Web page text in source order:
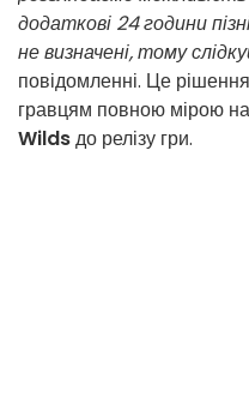
додаткові 24 години
не визначені, тому
повідомленні. Це
гравцям повною мірою
Wildsдо релізу гри.